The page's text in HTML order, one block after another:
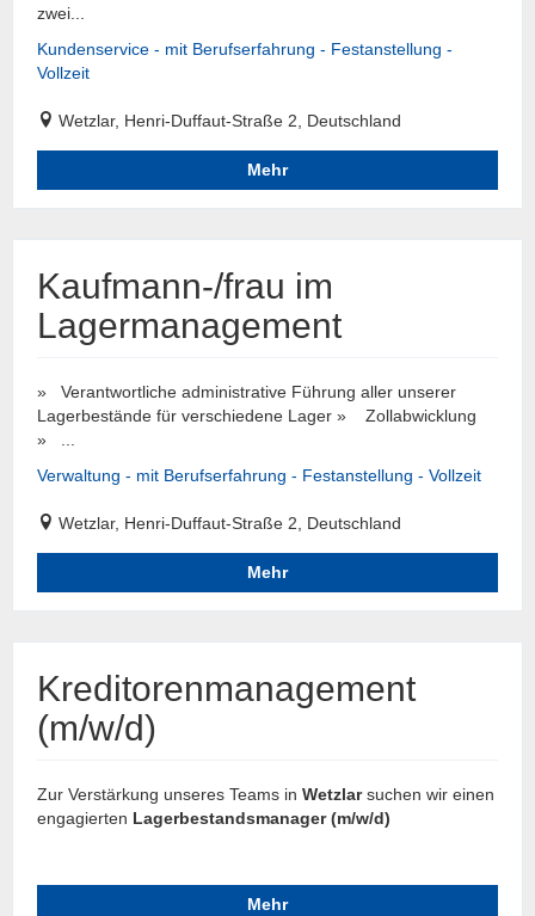
zwei...
Kundenservice - mit Berufserfahrung - Festanstellung -
Vollzeit
Wetzlar, Henri-Duffaut-Straße 2, Deutschland
Mehr
Kaufmann-/frau im
Lagermanagement
» Verantwortliche administrative Führung aller unserer
Lagerbestände für verschiedene Lager » Zollabwicklung
» ...
Verwaltung - mit Berufserfahrung - Festanstellung - Vollzeit
Wetzlar, Henri-Duffaut-Straße 2, Deutschland
Mehr
Kreditorenmanagement
(m/w/d)
Zur Verstärkung unseres Teams in Wetzlarsuchen wir einen
engagierten Lagerbestandsmanager (m/w/d)
Mehr